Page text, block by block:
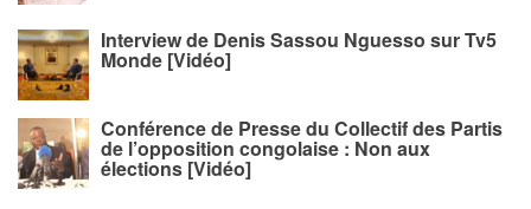
Interview de Denis Sassou Nguesso sur Tv5
Monde [Vidéo]
Conférence de Presse du Collectif des Partis
de l’opposition congolaise : Non aux
élections [Vidéo]